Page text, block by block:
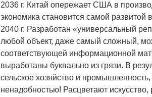
2036 г. Китай опережает США в
экономика становится самой развитой
2040 г. Разработан «универсальный
любой объект, даже самый сложный,
соответствующей информационной
выработаны буквально из грязи. В
сельское хозяйство и
ненадобностью! Расцветают